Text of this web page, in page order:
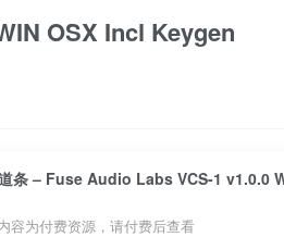
OSX Incl Keygen
条 – Fuse Audio Labs VCS-1 v1.0.0
容为付费资源，请付费后查看